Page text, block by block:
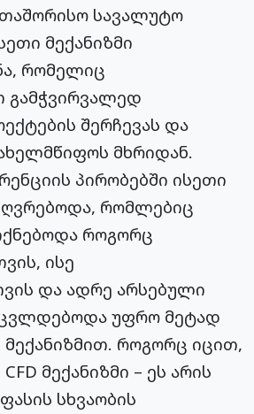
სავალუტო
მექანიზმი
რომელიც
გამჭვირვალედ
შერჩევას და
მხრიდან.
პირობებში ისეთი
რომლებიც
როგორც
ისე
და ადრე არსებული
უფრო მეტად
როგორც იცით,
მექანიზმი – ეს არის
სხვაობის